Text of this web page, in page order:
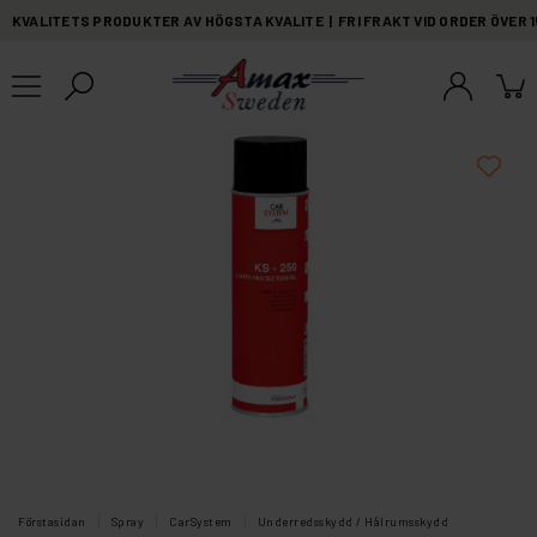
KVALITETS PRODUKTER AV HÖGSTA KVALITE | FRI FRAKT VID ORDER
Förstasidan Spray CarSystem Underredsskydd / Hålrumsskydd